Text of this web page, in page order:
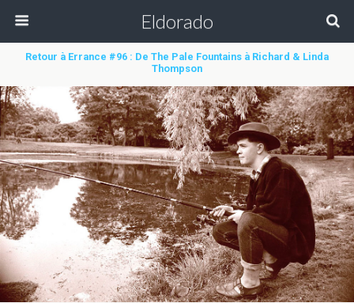
Eldorado
Retour à Errance #96 : De The Pale Fountains à Richard & Linda
Thompson